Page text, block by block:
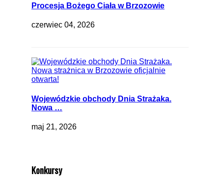
Procesja Bożego Ciała w Brzozowie
czerwiec 04, 2026
Wojewódzkie obchody Dnia Strażaka.
Nowa …
maj 21, 2026
Konkursy